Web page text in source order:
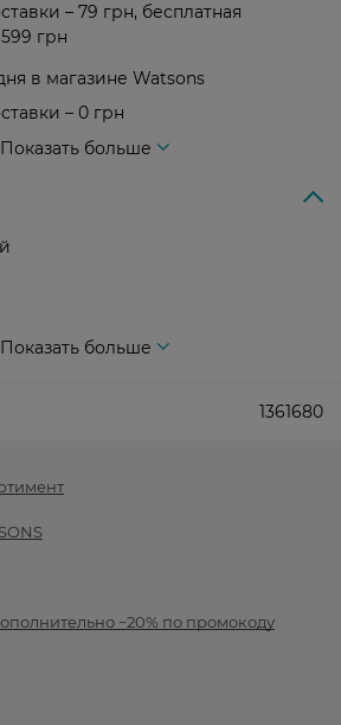
– 79 грн, бесплатная
грн
в магазине Watsons
– 0 грн
Показать больше
Показать больше
1361680
−20% по промокоду